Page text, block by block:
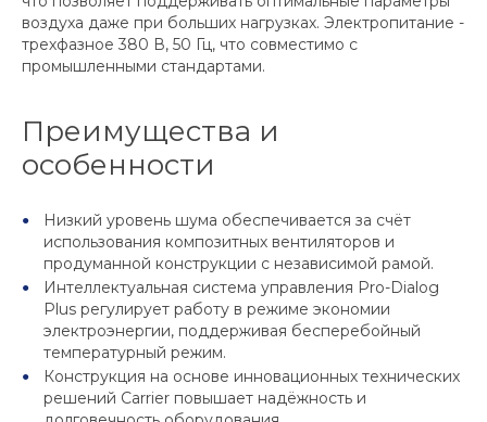
воздуха даже при больших нагрузках. Электропитание -
трехфазное 380 В, 50 Гц, что совместимо с
промышленными стандартами.
Преимущества и
особенности
Низкий уровень шума обеспечивается за счёт
использования композитных вентиляторов и
продуманной конструкции с независимой рамой.
Интеллектуальная система управления Pro-Dialog
Plus регулирует работу в режиме экономии
электроэнергии, поддерживая бесперебойный
температурный режим.
Конструкция на основе инновационных технических
решений Carrier повышает надёжность и